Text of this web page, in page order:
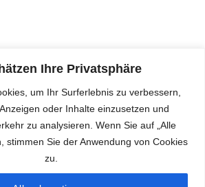
Ihre Privatsphäre
um Ihr Surferlebnis zu verbessern,
oder Inhalte einzusetzen und
zu analysieren. Wenn Sie auf „Alle
stimmen Sie der Anwendung von Cookies
zu.